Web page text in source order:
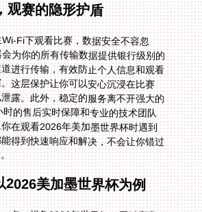
观赛的隐形护盾
Fi下观看比赛，数据安全不容忽
为你的所有传输数据提供银行级别的
进行传输，有效防止个人信息和观看
这层保护让你可以安心沉浸在比赛
露。此外，稳定的服务离不开强大的
的售后实时保障和专业的技术团队
在观看2026年美加墨世界杯时遇到
得到快速响应和解决，不会让你错过
2026美加墨世界杯为例